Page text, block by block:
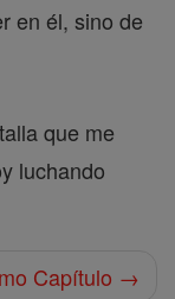
en él, sino de
que me
luchando
Capítulo →